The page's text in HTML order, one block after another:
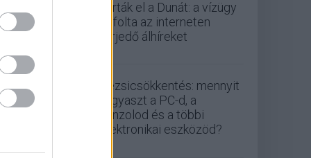
zárták el a Dunát: a vízügy
cáfolta az interneten
terjedő álhíreket
Rezsicsökkentés: mennyit
fogyaszt a PC-d, a
konzolod és a többi
elektronikai eszközöd?